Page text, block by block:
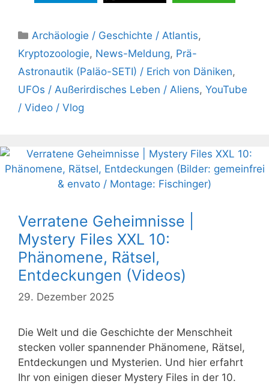
Kategorien
Archäologie / Geschichte / Atlantis,
Kryptozoologie, News-Meldung, Prä-
Astronautik (Paläo-SETI) / Erich von Däniken,
UFOs / Außerirdisches Leben / Aliens, YouTube
/ Video / Vlog
Verratene Geheimnisse |
Mystery Files XXL 10:
Phänomene, Rätsel,
Entdeckungen (Videos)
29. Dezember 2025
Die Welt und die Geschichte der Menschheit
stecken voller spannender Phänomene, Rätsel,
Entdeckungen und Mysterien. Und hier erfahrt
Ihr von einigen dieser Mystery Files in der 10.